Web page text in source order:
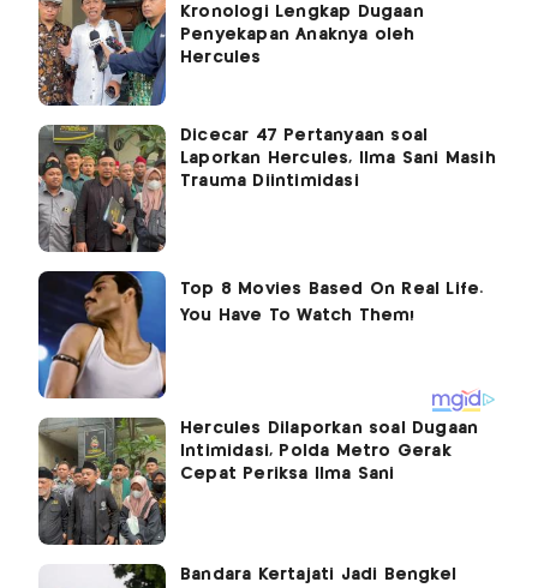
Kronologi Lengkap Dugaan
Penyekapan Anaknya oleh
Hercules
Dicecar 47 Pertanyaan soal
Laporkan Hercules, Ilma Sani Masih
Trauma Diintimidasi
Hercules Dilaporkan soal Dugaan
Intimidasi, Polda Metro Gerak
Cepat Periksa Ilma Sani
Bandara Kertajati Jadi Bengkel